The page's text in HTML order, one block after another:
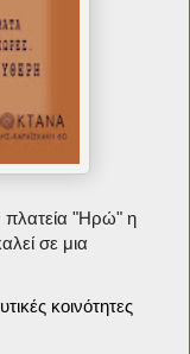
πλατεία "Ηρώ" η
σε μια
κοινότητες